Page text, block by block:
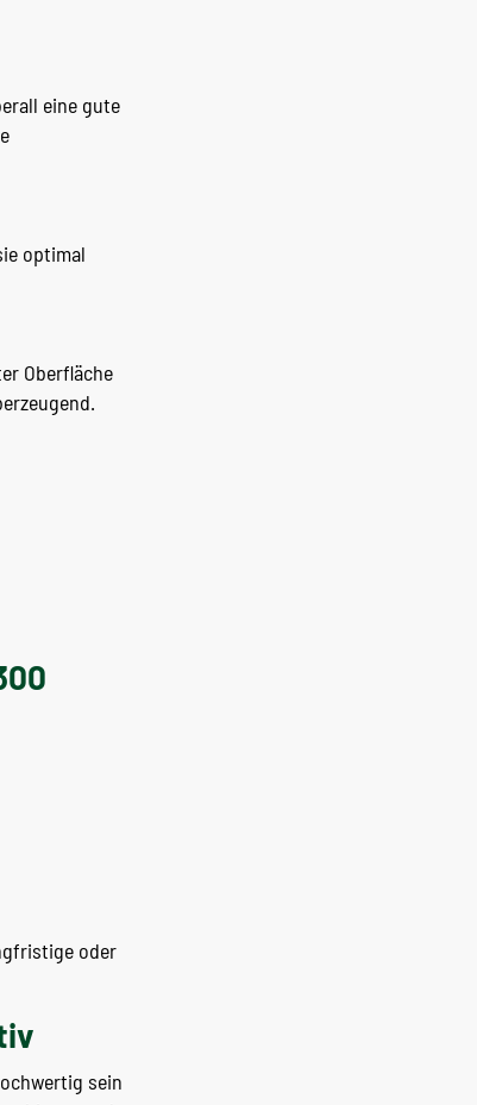
eine gute
optimal
Oberfläche
oder
sein